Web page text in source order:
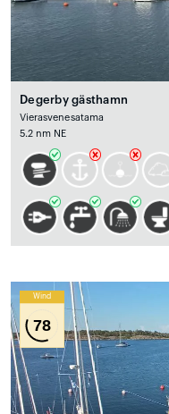
Degerby gästhamn
Vierasvenesatama
5.2 nm NE
Wind
78